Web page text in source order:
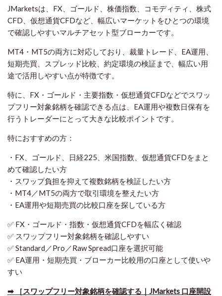
JMarketsは、FX、ゴールド、株価指数、コモディティ、株式
CFD、仮想通貨CFDなど、幅広いマーケットをひとつの環境
で確認しやすいマルチアセット型ブローカーです。
MT4・MT5の両方に対応しており、裁量トレード、EA運用、
短期売買、スプレッド比較、約定環境の検証まで、幅広い用
途で活用しやすい点が特徴です。
特に、FX・ゴールド・主要指数・仮想通貨CFDなどでスワッ
プフリー対象銘柄を確認できる点は、EA運用や複数日保有を
行うトレーダーにとって大きな比較ポイントです。
特におすすめの方：
・FX、ゴールド、日経225、米国指数、仮想通貨CFDをまと
めて確認したい方
・スワップ負担を抑えて複数銘柄を検証したい方
・MT4／MT5の両方で取引環境を整えたい方
・EA運用や短期売買の比較口座を探している方
✅ FX・ゴールド・指数・仮想通貨CFDを幅広く確認
✅ スワップフリー対象銘柄を確認しやすい
✅ Standard／Pro／Raw Spread口座を選択可能
✅ EA運用・短期売買・ブローカー比較用の口座として使いや
すい
➡ ［スワップフリー対象銘柄を確認する｜JMarkets 口座開設